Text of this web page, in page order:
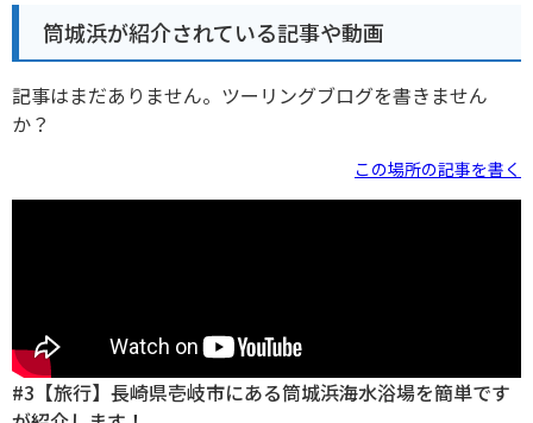
筒城浜が紹介されている記事や動画
記事はまだありません。ツーリングブログを書きません
か？
この場所の記事を書く
#3【旅行】長崎県壱岐市にある筒城浜海水浴場を簡単です